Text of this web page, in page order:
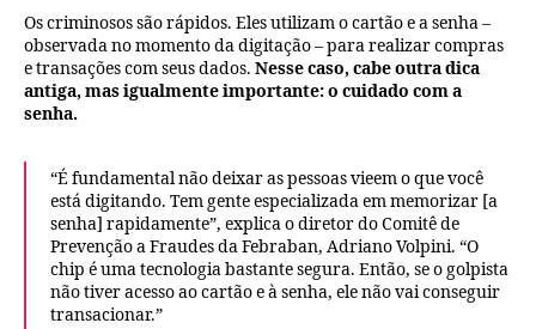
Os criminosos são rápidos. Eles utilizam o cartão e a senha –
observada no momento da digitação – para realizar compras
e transações com seus dados. Nesse caso, cabe outra dica
antiga, mas igualmente importante: o cuidado com a
senha.
“É fundamental não deixar as pessoas vieem o que você
está digitando. Tem gente especializada em memorizar [a
senha] rapidamente”, explica o diretor do Comitê de
Prevenção a Fraudes da Febraban, Adriano Volpini. “O
chip é uma tecnologia bastante segura. Então, se o golpista
não tiver acesso ao cartão e à senha, ele não vai conseguir
transacionar.”